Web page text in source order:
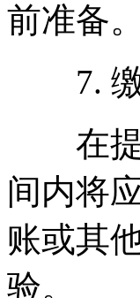
前准备。
7. 缴
在提
间内将
账或其
验。